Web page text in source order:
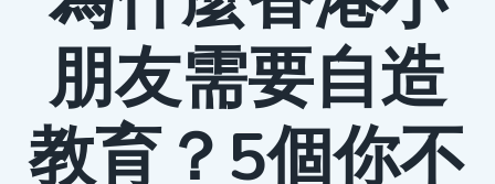
朋友需要自造
教育？5個你不